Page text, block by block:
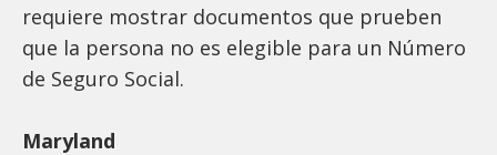
requiere mostrar documentos que prueben
que la persona no es elegible para un Número
de Seguro Social.
Maryland